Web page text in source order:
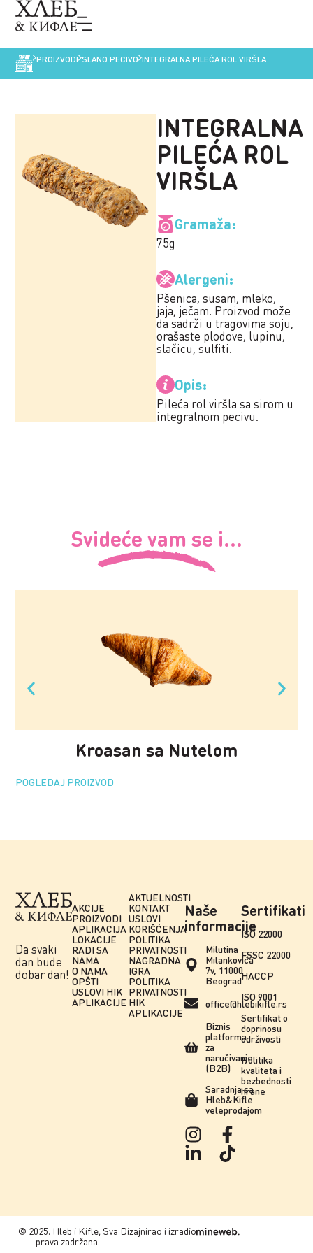
PROIZVODI SLANO PECIVO INTEGRALNA PILEĆA ROL VIRŠLA
INTEGRALNA
PILEĆA ROL
VIRŠLA
Gramaža:
75g
Alergeni:
Pšenica, susam, mleko,
jaja, ječam. Proizvod može
da sadrži u tragovima soju,
orašaste plodove, lupinu,
slačicu, sulfiti.
Opis:
Pileća rol viršla sa sirom u
integralnom pecivu.
Svideće vam se i...
Kroasan sa Nutelom
POGLEDAJ PROIZVOD
Da svaki
dan bude
dobar dan!
AKCIJE
PROIZVODI
APLIKACIJA
LOKACIJE
RADI SA
NAMA
O NAMA
OPŠTI
USLOVI HIK
APLIKACIJE
AKTUELNOSTI
KONTAKT
USLOVI
KORIŠĆENJA
POLITIKA
PRIVATNOSTI
NAGRADNA
IGRA
POLITIKA
PRIVATNOSTI
HIK
APLIKACIJE
Sertifikati
ISO 22000
FSSC 22000
HACCP
ISO 9001
Sertifikat o
doprinosu
održivosti
Politika
kvaliteta i
bezbednosti
hrane
Naše
informacije
Milutina
Milankovića
7v, 11000
Beograd
office@hlebikifle.rs
Biznis
platforma
za
naručivanje
(B2B)
Saradnja sa
Hleb&Kifle
veleprodajom
© 2025. Hleb i Kifle, Sva
prava zadržana.
Dizajnirao i izradio